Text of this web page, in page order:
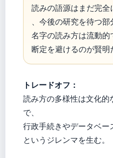
読みの語源はまだ完
、今後の研究を待つ部
名字の読み方は流動的
断定を避けるのが賢明
トレードオフ：
読み方の多様性は文化
で、
行政手続きやデータベー
というジレンマを生む。